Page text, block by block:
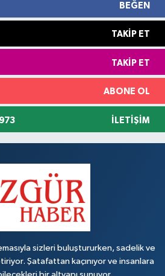
BEĞEN
TAKIP ET
TAKIP ET
ABONE OL
İLETIŞIM
sizleri buluştururken, sadelik ve
Şatafattan kaçınıyor ve insanlara